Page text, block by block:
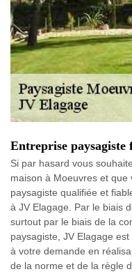
Entreprise paysagiste
Si par hasard vous
maison à Moeuvres et que
paysagiste qualifiée et
à JV Elagage. Par le biais
surtout par le biais de la
paysagiste, JV Elagage
à votre demande en
de la norme et de la règle